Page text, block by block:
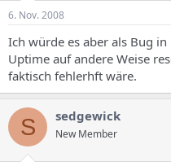
6. Nov. 2008
Ich würde es aber als Bug
Uptime auf andere Weise
faktisch fehlerhft wäre.
S sedgewick
New Member